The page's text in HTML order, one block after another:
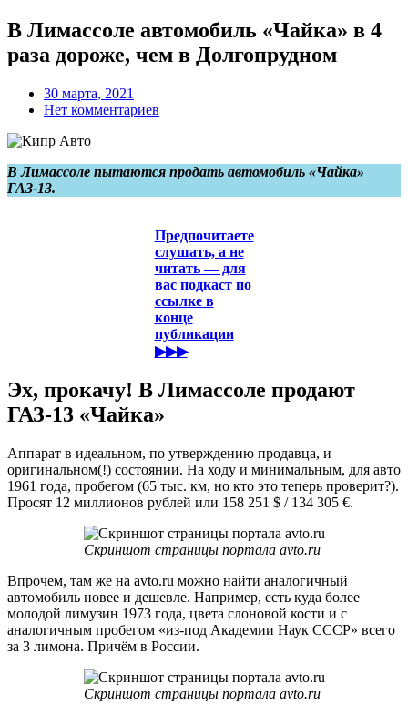
В Лимассоле автомобиль «Чайка» в 4
раза дороже, чем в Долгопрудном
30 марта, 2021
Нет комментариев
В Лимассоле пытаются продать автомобиль «Чайка»
ГАЗ-13.
Предпочитаете
слушать, а не
читать — для
вас подкаст по
ссылке в
конце
публикации
▶▶▶
Эх, прокачу! В Лимассоле продают
ГАЗ-13 «Чайка»
Аппарат в идеальном, по утверждению продавца, и
оригинальном(!) состоянии. На ходу и минимальным, для авто
1961 года, пробегом (65 тыс. км, но кто это теперь проверит?).
Просят 12 миллионов рублей или 158 251 $ / 134 305 €.
Скриншот страницы портала avto.ru
Впрочем, там же на avto.ru можно найти аналогичный
автомобиль новее и дешевле. Например, есть куда более
молодой лимузин 1973 года, цвета слоновой кости и с
аналогичным пробегом «из-под Академии Наук СССР» всего
за 3 лимона. Причём в России.
Скриншот страницы портала avto.ru